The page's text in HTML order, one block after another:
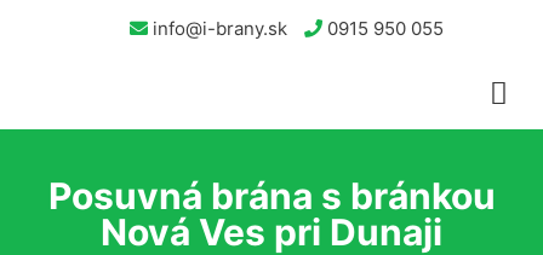
info@i-brany.sk 0915 950 055
Posuvná brána s bránkou
Nová Ves pri Dunaji